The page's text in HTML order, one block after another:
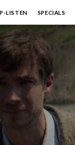
LISTEN SPECIALS